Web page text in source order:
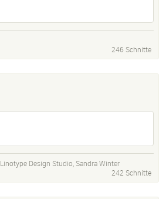
246 Schnitte
Linotype Design Studio, Sandra Winter
242 Schnitte